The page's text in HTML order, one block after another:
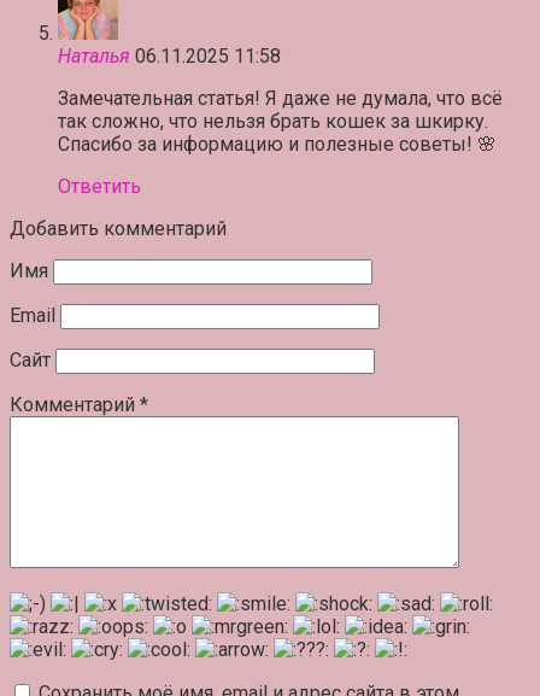
Наталья 06.11.2025 11:58
Замечательная статья! Я даже не думала, что всё
так сложно, что нельзя брать кошек за шкирку.
Спасибо за информацию и полезные советы! 🌸
Ответить
Добавить комментарий
Имя
Email
Сайт
Комментарий *